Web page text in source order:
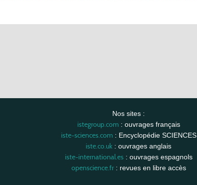
Nos sites :
istegroup.com: ouvrages français
iste-sciences.com: Encyclopédie SCIENCES
iste.co.uk : ouvrages anglais
iste-international.es: ouvrages espagnols
openscience.fr: revues en libre accès